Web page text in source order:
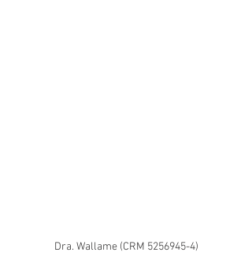
Dra. Wallame (CRM 5256945-4)